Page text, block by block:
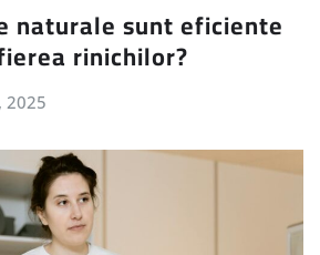
naturale sunt eficiente
rinichilor?
2025